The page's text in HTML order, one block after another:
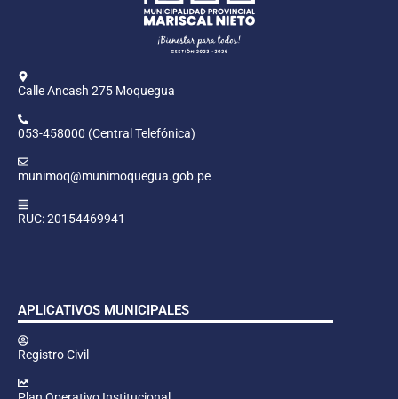
Calle Ancash 275 Moquegua
053-458000 (Central Telefónica)
munimoq@munimoquegua.gob.pe
RUC: 20154469941
APLICATIVOS MUNICIPALES
Registro Civil